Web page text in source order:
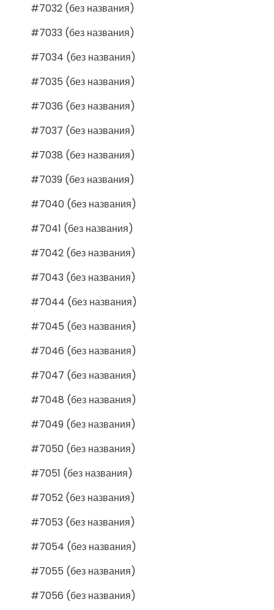
#7032 (без названия)
#7033 (без названия)
#7034 (без названия)
#7035 (без названия)
#7036 (без названия)
#7037 (без названия)
#7038 (без названия)
#7039 (без названия)
#7040 (без названия)
#7041 (без названия)
#7042 (без названия)
#7043 (без названия)
#7044 (без названия)
#7045 (без названия)
#7046 (без названия)
#7047 (без названия)
#7048 (без названия)
#7049 (без названия)
#7050 (без названия)
#7051 (без названия)
#7052 (без названия)
#7053 (без названия)
#7054 (без названия)
#7055 (без названия)
#7056 (без названия)